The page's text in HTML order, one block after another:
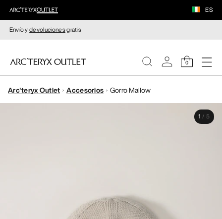
ES
Envío ydevolucionesgratis
0
MUJERE
Arc'teryx Outlet Accesorios Gorro Mallow
1 / 5